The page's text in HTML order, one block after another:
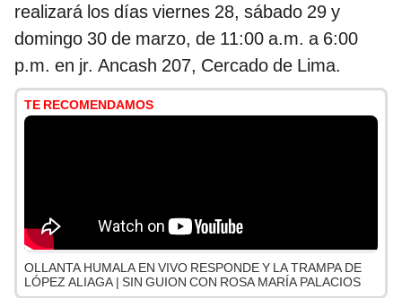
realizará los días viernes 28, sábado 29 y
domingo 30 de marzo, de 11:00 a.m. a 6:00
p.m. en jr. Ancash 207, Cercado de Lima.
TE RECOMENDAMOS
OLLANTA HUMALA EN VIVO RESPONDE Y LA TRAMPA DE
LÓPEZ ALIAGA | SIN GUION CON ROSA MARÍA PALACIOS